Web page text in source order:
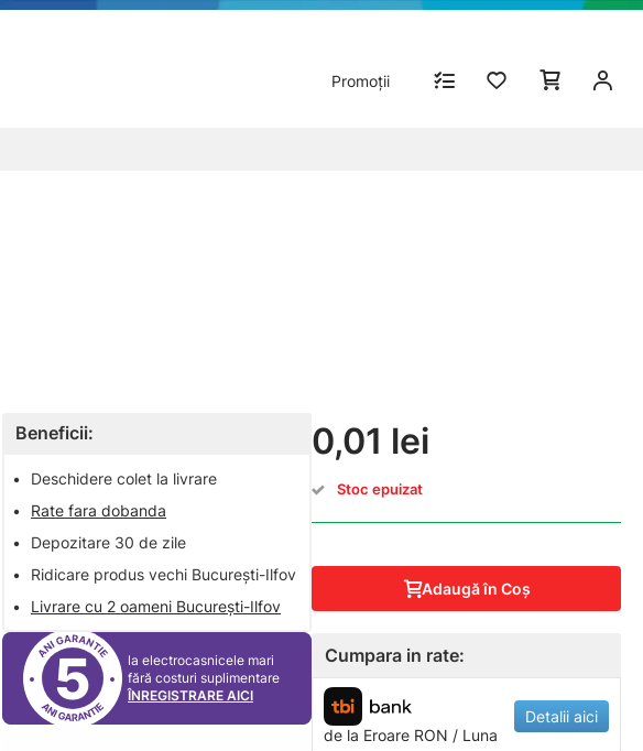
Promoții
Beneficii:
•
Deschidere colet la livrare
•
Rate fara dobanda
•
Depozitare 30 de zile
•
Ridicare produs vechi București-Ilfov
•
Livrare cu 2 oameni București-Ilfov
5
la electrocasnicele mari
fără costuri suplimentare
ÎNREGISTRARE AICI
0,01 lei
Stoc epuizat
Adaugă în Coş
Cumpara in rate:
de la Eroare RON / Luna
Detalii aici